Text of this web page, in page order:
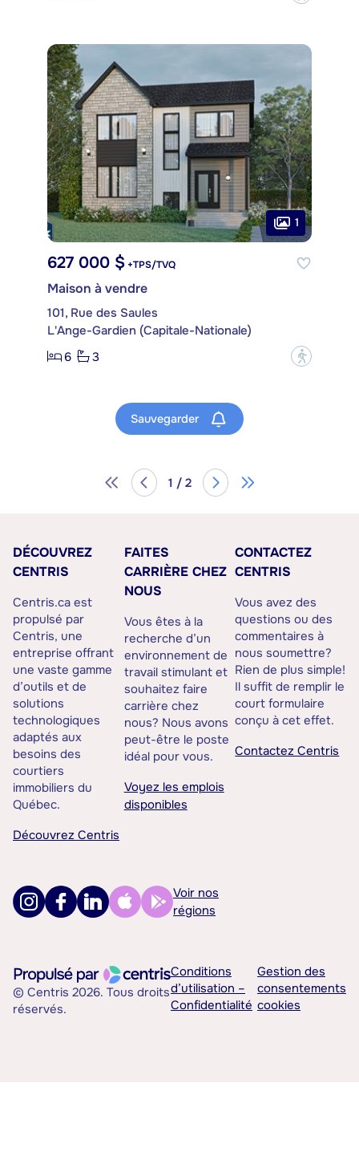
1
627 000 $ +TPS/TVQ
Maison à vendre
101, Rue des Saules
L'Ange-Gardien (Capitale-Nationale)
6
3 ?
Sauvegarder
1 / 2
DÉCOUVREZ
CENTRIS
Centris.ca est
propulsé par
Centris, une
entreprise offrant
une vaste gamme
d’outils et de
solutions
technologiques
adaptés aux
besoins des
courtiers
immobiliers du
Québec.
Découvrez Centris
FAITES
CARRIÈRE CHEZ
NOUS
Vous êtes à la
recherche d’un
environnement de
travail stimulant et
souhaitez faire
carrière chez
nous? Nous avons
peut-être le poste
idéal pour vous.
Voyez les emplois
disponibles
CONTACTEZ
CENTRIS
Vous avez des
questions ou des
commentaires à
nous soumettre?
Rien de plus simple!
Il suffit de remplir le
court formulaire
conçu à cet effet.
Contactez Centris
Voir nos
régions
© Centris 2026. Tous droits
réservés.
Conditions
d’utilisation –
Confidentialité
Gestion des
consentements
cookies